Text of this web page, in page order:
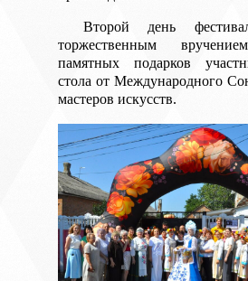
Второй день
торжественным
памятных подарков
стола от Международного
мастеров искусств.